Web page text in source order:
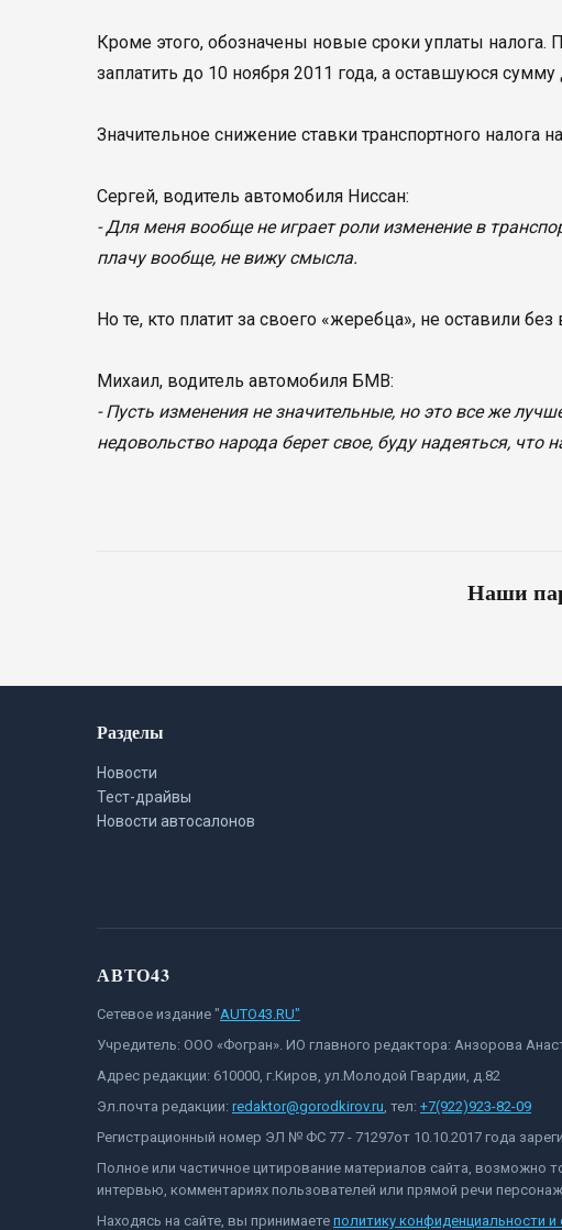
Кроме этого, обозначены новые сроки уплаты
заплатить до 10 ноября 2011 года, а оставшуюся сумму
Значительное снижение ставки транспортного налога
Сергей, водитель автомобиля Ниссан:
- Для меня вообще не играет роли изменение в
плачу вообще, не вижу смысла.
Но те, кто платит за своего «жеребца», не оставили
Михаил, водитель автомобиля БМВ:
- Пусть изменения не значительные, но это все же
недовольство народа берет свое, буду надеяться,
Наши
Разделы
Новости
Тест-драйвы
Новости автосалонов
АВТО43
Сетевое издание "AUTO43.RU"
Учредитель: ООО «Фогран». ИО главного редактора: Анзорова
Адрес редакции: 610000, г.Киров, ул.Молодой Гвардии, д.82
Эл.почта редакции: redaktor@gorodkirov.ru, тел: +7(922)923-82-09
Регистрационный номер ЭЛ № ФС 77 - 71297от 10.10.2017 года
Полное или частичное цитирование материалов сайта, возможно
интервью, комментариях пользователей или прямой речи
Находясь на сайте, вы принимаете политику конфиденциальности